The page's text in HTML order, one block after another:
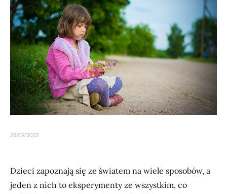
28/09/2022
Dzieci zapoznają się ze światem na wiele sposobów, a
jeden z nich to eksperymenty ze wszystkim, co